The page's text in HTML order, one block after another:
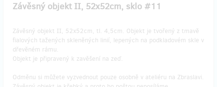
Závěsný objekt II, 52x52cm, sklo #11
Závěsný objekt II, 52x52cm, tl. 4,5cm. Objekt je tvořený z tmavě
fialových tažených skleněných linií, lepených na podkladovém skle v
dřevěném rámu.
Objekt je připravený k zavěšení na zeď.
Odměnu si můžete vyzvednout pouze osobně v ateliéru na Zbraslavi.